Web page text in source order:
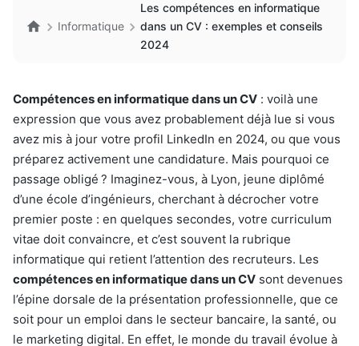
Informatique
Les compétences en informatique
dans un CV : exemples et conseils
2024
Compétences en informatique dans un CV : voilà une
expression que vous avez probablement déjà lue si vous
avez mis à jour votre profil LinkedIn en 2024, ou que vous
préparez activement une candidature. Mais pourquoi ce
passage obligé ? Imaginez-vous, à Lyon, jeune diplômé
d’une école d’ingénieurs, cherchant à décrocher votre
premier poste : en quelques secondes, votre curriculum
vitae doit convaincre, et c’est souvent la rubrique
informatique qui retient l’attention des recruteurs. Les
compétences en informatique dans un CV sont devenues
l’épine dorsale de la présentation professionnelle, que ce
soit pour un emploi dans le secteur bancaire, la santé, ou
le marketing digital. En effet, le monde du travail évolue à